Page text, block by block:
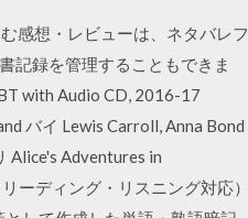
感想・レビューは、ネタバレフ
記録を管理することもできま
with Audio CD, 2016-17
バイ Lewis Carroll, Anna Bond
Alice's Adventures in
ーディング・リスニング対応）